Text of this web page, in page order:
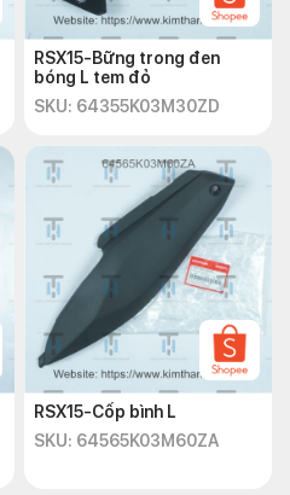
RSX15-Bững trong đen
bóng L tem đỏ
SKU: 64355K03M30ZD
RSX15-Cốp bình L
SKU: 64565K03M60ZA